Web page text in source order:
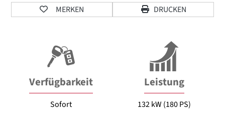
MERKEN DRUCKEN
Verfügbarkeit
Sofort
Leistung
132 kW (180 PS)